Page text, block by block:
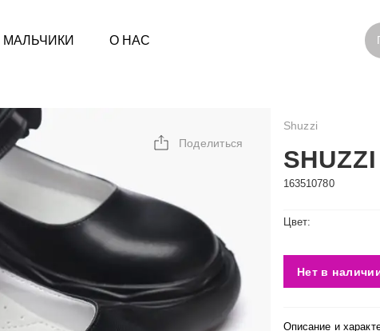
МАЛЬЧИКИ О НАС
Поделиться
Shuzzi
SHUZZI
163510780
Цвет:
Нет в
Описание и